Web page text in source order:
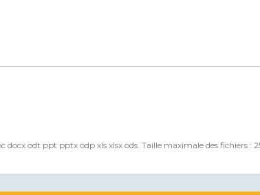
docx odt ppt pptx odp xls xlsx ods. Taille maximale des fichiers :